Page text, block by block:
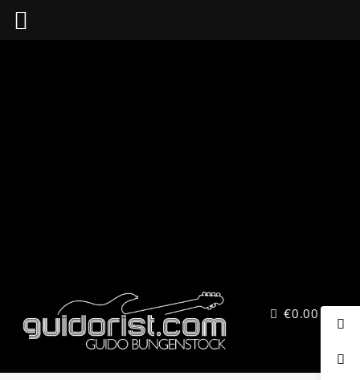
€0.00